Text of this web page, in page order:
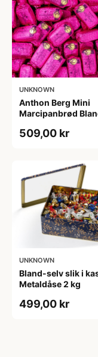
UNKNOWN
Anthon Berg Mini
Marcipanbrød
509,00 kr
UNKNOWN
Bland-selv slik i
Metaldåse 2 kg
499,00 kr